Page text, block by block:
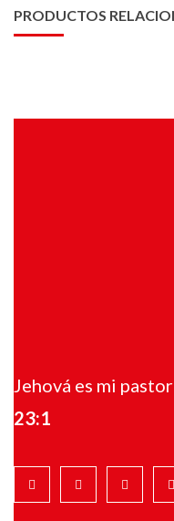
PRODUCTOS
Jehová es mi
23:1